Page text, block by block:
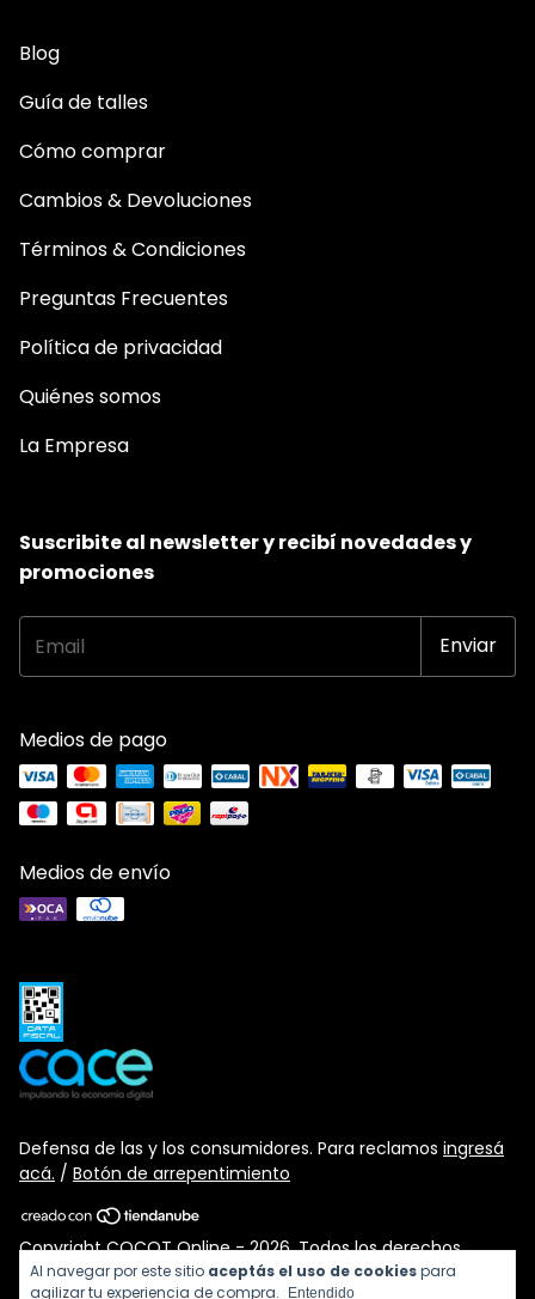
Al navegar por este sitio aceptás el uso de cookiespara
agilizar tu experiencia de compra.
Entendido
Blog
Guía de talles
Cómo comprar
Cambios & Devoluciones
Términos & Condiciones
Preguntas Frecuentes
Política de privacidad
Quiénes somos
La Empresa
Suscribite al newsletter y recibí novedades y
promociones
Medios de pago
Medios de envío
Defensa de las y los consumidores. Para reclamos ingresá
acá. / Botón de arrepentimiento
Copyright COCOT Online - 2026. Todos los derechos
reservados.